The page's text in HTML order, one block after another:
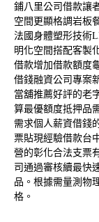
鋪八里公司借款讓
空間更顯格調岩板
法國身體塑形技術
明化空間搭配客製
借款增加借款額度
借錢融資公司專案
當舖推薦好評的老
算最優額度抵押品
需求個人薪資借錢
票貼現經驗借款台
營的彰化合法支票
司通過審核續最快
品。根據需量測物
格。